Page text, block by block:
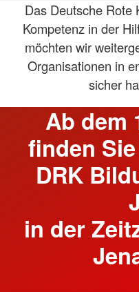
Das Deutsche Rote
Kompetenz in der
möchten wir
Organisationen in
sicher
Ab dem
finden
DRK
in der